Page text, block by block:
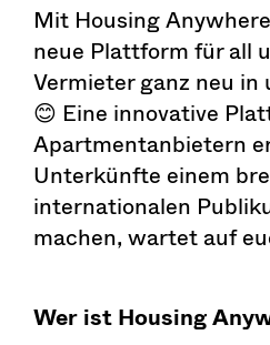
Mit Housing
neue Plattform für all
Vermieter ganz neu
😊 Eine innovative
Apartmentanbietern
Unterkünfte einem
internationalen
machen, wartet auf
Wer ist Housing